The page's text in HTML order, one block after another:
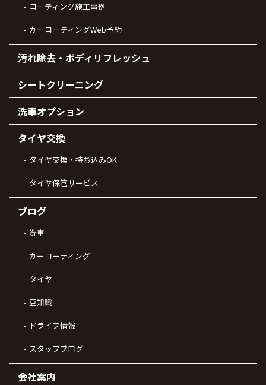
コーティング施工事例
カーコーティングWeb予約
汚れ除去・ボディリフレッシュ
シートクリーニング
洗車オプション
タイヤ交換
タイヤ交換・持ち込みOK
タイヤ保管サービス
ブログ
洗車
カーコーティング
タイヤ
豆知識
ドライブ情報
スタッフブログ
会社案内